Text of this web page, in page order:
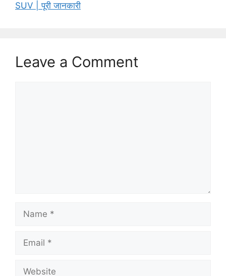
o
s
SUV | पूरी जानकारी
Leave a Comment